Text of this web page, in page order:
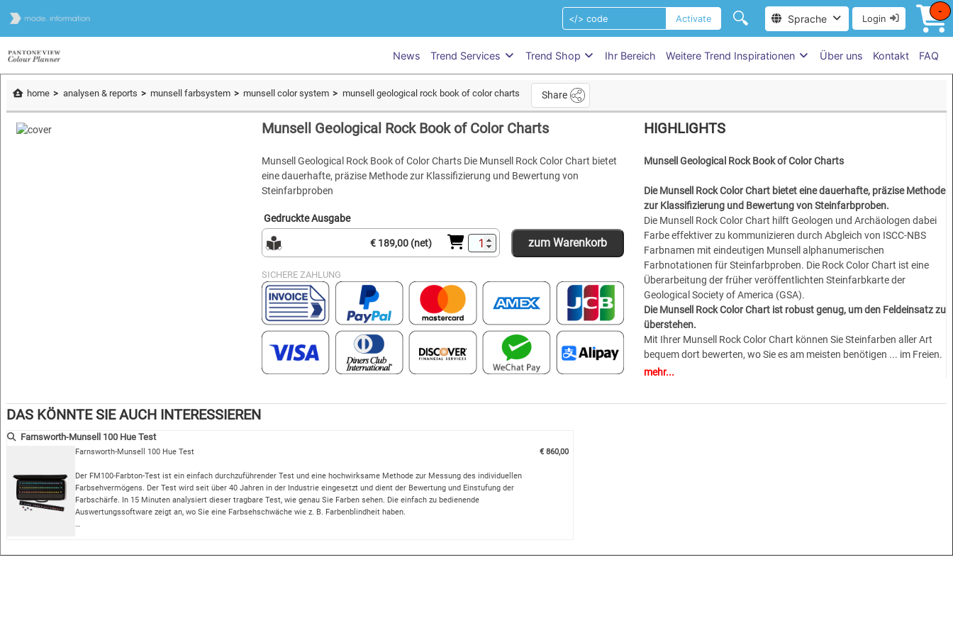
Activate 🔍 Sprache Login
-
News Trend Services Trend Shop Ihr Bereich Weitere Trend Inspirationen Über uns Kontakt FAQ
home analysen & reports munsell farbsystem munsell color system munsell geological rock book of color charts Share
Munsell Geological Rock Book of Color Charts
Munsell Geological Rock Book of Color Charts Die Munsell Rock Color Chart bietet
eine dauerhafte, präzise Methode zur Klassifizierung und Bewertung von
Steinfarbproben
Gedruckte Ausgabe
€ 189,00 (net) zum Warenkorb
SICHERE ZAHLUNG
HIGHLIGHTS
Munsell Geological Rock Book of Color Charts
Die Munsell Rock Color Chart bietet eine dauerhafte, präzise Methode
zur Klassifizierung und Bewertung von Steinfarbproben.
Die Munsell Rock Color Chart hilft Geologen und Archäologen dabei
Farbe effektiver zu kommunizieren durch Abgleich von ISCC-NBS
Farbnamen mit eindeutigen Munsell alphanumerischen
Farbnotationen für Steinfarbproben. Die Rock Color Chart ist eine
Überarbeitung der früher veröffentlichten Steinfarbkarte der
Geological Society of America (GSA).
Die Munsell Rock Color Chart ist robust genug, um den Feldeinsatz zu
überstehen.
Mit Ihrer Munsell Rock Color Chart können Sie Steinfarben aller Art
bequem dort bewerten, wo Sie es am meisten benötigen ... im Freien.
Bewerten Sie Steinfarbe im nassen oder trockenen Zustand. Mittel-,
mehr...
DAS KÖNNTE SIE AUCH INTERESSIEREN
Farnsworth-Munsell 100 Hue Test
Farnsworth-Munsell 100 Hue Test
Der FM100-Farbton-Test ist ein einfach durchzuführender Test und eine hochwirksame Methode zur Messung des individuellen
Farbsehvermögens. Der Test wird seit über 40 Jahren in der Industrie eingesetzt und dient der Bewertung und Einstufung der
Farbschärfe. In 15 Minuten analysiert dieser tragbare Test, wie genau Sie Farben sehen. Die einfach zu bedienende
Auswertungssoftware zeigt an, wo Sie eine Farbsehschwäche wie z. B. Farbenblindheit haben.
€ 860,00